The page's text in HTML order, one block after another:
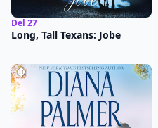
Del 27
Long, Tall Texans: Jobe